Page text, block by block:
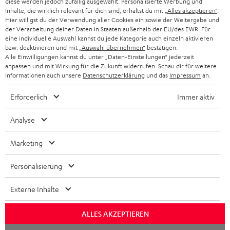
KOPFHÖRER
BLUETOOTH-KOPFHÖRER
STEREOANLAGEN
LAUTSPRECHER
ULTIMA-SERIE
IN-EAR-KOPFHÖRER
FANSHOP
NEUHEITEN
BLOG
NEWSLETTER
STORES
DEINE VORTEILE BEI TEUFEL
UNSER MANAGEMENT
NACHHALTIGKEIT
UNSERE WERTE
BILDUNGSRABATT
NIEDERLANDE
BELGIEN
FRANKREICH
POLEN
SPANIEN
ITALIEN
Technische Änderungen, Tippfehler und Irrtum vorbehalten. Das auf unseren
Fotos abgebildete Zubehör ist nicht im Lieferumfang enthalten. Etwaige
Entsorgungsgebühren für Batterien sind im Preis inbegriffen.
Inhalte, die wirklich relevant für dich sind, erhältst du mit „Alles akzeptieren“.
Hier willigst du der Verwendung aller Cookies ein sowie der Weitergabe und
der Verarbeitung deiner Daten in Staaten außerhalb der EU/des EWR. Für
eine individuelle Auswahl kannst du jede Kategorie auch einzeln aktivieren
bzw. deaktivieren und mit „Auswahl übernehmen“ bestätigen.
Alle Einwilligungen kannst du unter „Daten-Einstellungen“ jederzeit
anpassen und mit Wirkung für die Zukunft widerrufen. Schau dir für weitere
Informationen auch unsere Datenschutzerklärung und das Impressum an.
Erforderlich Immer aktiv
Analyse
Marketing
Personalisierung
Externe Inhalte
ALLES AKZEPTIEREN